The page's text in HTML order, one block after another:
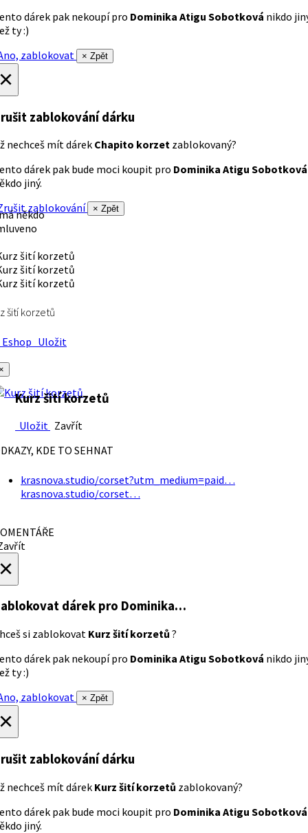
dárek pak nekoupí pro Dominika Atigu Sobotková nikdo
ty :)
zablokovat
× Zpět
zablokování dárku
nechceš mít dárek Chapito korzet zablokovaný?
dárek pak bude moci koupit pro Dominika Atigu Sobotková
jiný.
zablokování
× Zpět
někdo
šití korzetů
Uložit
Kurz šití korzetů
Uložit Zavřít
KDE TO SEHNAT
krasnova.studio/corset?utm_medium=paid…
krasnova.studio/corset…
dárek pro Dominika…
si zablokovat Kurz šití korzetů ?
dárek pak nekoupí pro Dominika Atigu Sobotková nikdo
ty :)
zablokovat
× Zpět
zablokování dárku
nechceš mít dárek Kurz šití korzetů zablokovaný?
dárek pak bude moci koupit pro Dominika Atigu Sobotková
jiný.